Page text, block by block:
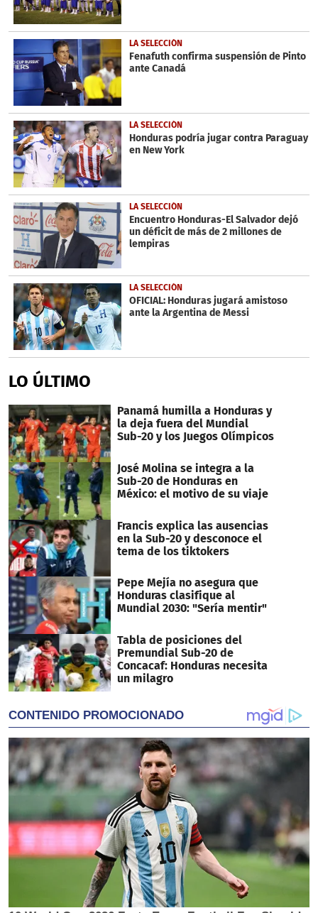
LA SELECCIÓN
Fenafuth confirma suspensión de Pinto
ante Canadá
LA SELECCIÓN
Honduras podría jugar contra Paraguay
en New York
LA SELECCIÓN
Encuentro Honduras-El Salvador dejó
un déficit de más de 2 millones de
lempiras
LA SELECCIÓN
OFICIAL: Honduras jugará amistoso
ante la Argentina de Messi
LO ÚLTIMO
Panamá humilla a Honduras y
la deja fuera del Mundial
Sub-20 y los Juegos Olímpicos
José Molina se integra a la
Sub-20 de Honduras en
México: el motivo de su viaje
Francis explica las ausencias
en la Sub-20 y desconoce el
tema de los tiktokers
Pepe Mejía no asegura que
Honduras clasifique al
Mundial 2030: "Sería mentir"
Tabla de posiciones del
Premundial Sub-20 de
Concacaf: Honduras necesita
un milagro